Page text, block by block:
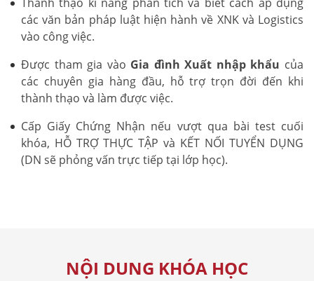
các văn bản pháp luật hiện hành về XNK và Logistics
vào công việc.
Được tham gia vào Gia đình Xuất nhập khẩu của
các chuyên gia hàng đầu, hỗ trợ trọn đời đến khi
thành thạo và làm được việc.
Cấp Giấy Chứng Nhận nếu vượt qua bài test cuối
khóa, HỖ TRỢ THỰC TẬP và KẾT NỐI TUYỂN DỤNG
(DN sẽ phỏng vấn trực tiếp tại lớp học).
NỘI DUNG KHÓA HỌC